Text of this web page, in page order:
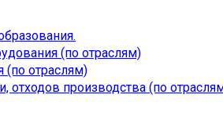
(по отраслям)
отраслям)
отходов производства (по